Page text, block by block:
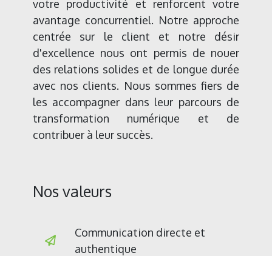
votre productivité et renforcent votre
avantage concurrentiel. Notre approche
centrée sur le client et notre désir
d'excellence nous ont permis de nouer
des relations solides et de longue durée
avec nos clients. Nous sommes fiers de
les accompagner dans leur parcours de
transformation numérique et de
contribuer à leur succès.
Nos valeurs
Communication directe et
authentique